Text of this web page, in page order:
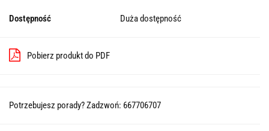
Dostępność Duża dostępność
Pobierz produkt do PDF
Potrzebujesz porady? Zadzwoń: 667706707